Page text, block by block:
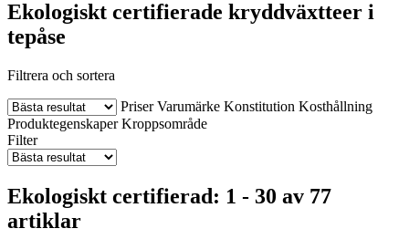
Ekologiskt certifierade kryddväxtteer i
tepåse
Filtrera och sortera
Priser Varumärke Konstitution Kosthållning
Produktegenskaper Kroppsområde
Filter
Ekologiskt certifierad: 1 - 30 av 77
artiklar